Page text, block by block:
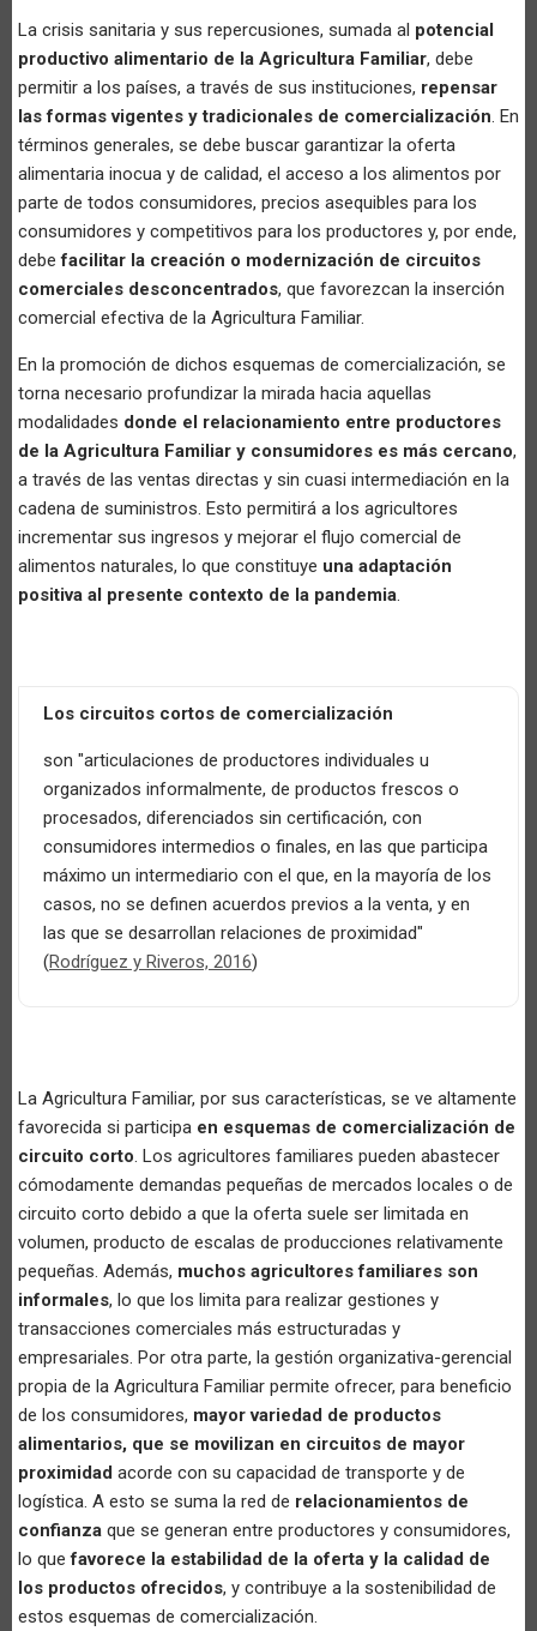
La crisis sanitaria y sus repercusiones, sumada al potencial
productivo alimentario de la Agricultura Familiar, debe
permitir a los países, a través de sus instituciones, repensar
las formas vigentes y tradicionales de comercialización. En
términos generales, se debe buscar garantizar la oferta
alimentaria inocua y de calidad, el acceso a los alimentos por
parte de todos consumidores, precios asequibles para los
consumidores y competitivos para los productores y, por ende,
debefacilitar la creación o modernización de circuitos
comerciales desconcentrados, que favorezcan la inserción
comercial efectiva de la Agricultura Familiar.
En la promoción de dichos esquemas de comercialización, se
torna necesario profundizar la mirada hacia aquellas
modalidades donde el relacionamiento entre productores
de la Agricultura Familiar y consumidores es más cercano,
a través de las ventas directas y sin cuasi intermediación en la
cadena de suministros. Esto permitirá a los agricultores
incrementar sus ingresos y mejorar el flujo comercial de
alimentos naturales, lo que constituye una adaptación
positiva al presente contexto de la pandemia.
Los circuitos cortos de comercialización
son "articulaciones de productores individuales u
organizados informalmente, de productos frescos o
procesados, diferenciados sin certificación, con
consumidores intermedios o finales, en las que participa
máximo un intermediario con el que, en la mayoría de los
casos, no se definen acuerdos previos a la venta, y en
las que se desarrollan relaciones de proximidad"
(Rodríguez y Riveros, 2016)
La Agricultura Familiar, por sus características, se ve altamente
favorecida si participa en esquemas de comercialización de
circuito corto. Los agricultores familiares pueden abastecer
cómodamente demandas pequeñas de mercados locales o de
circuito corto debido a que la oferta suele ser limitada en
volumen, producto de escalas de producciones relativamente
pequeñas. Además, muchos agricultores familiares son
informales, lo que los limita para realizar gestiones y
transacciones comerciales más estructuradas y
empresariales. Por otra parte, la gestión organizativa-gerencial
propia de la Agricultura Familiar permite ofrecer, para beneficio
de los consumidores, mayor variedad de productos
alimentarios, que se movilizan en circuitos de mayor
proximidad acorde con su capacidad de transporte y de
logística. A esto se suma la red de relacionamientos de
confianza que se generan entre productores y consumidores,
lo quefavorece la estabilidad de la oferta y la calidad de
los productos ofrecidos, y contribuye a la sostenibilidad de
estos esquemas de comercialización.